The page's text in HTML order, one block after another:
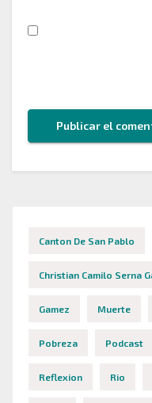
Canton De San Pablo
Christian Camilo Serna
Gamez Muerte
Pobreza Podcast
Reflexion Rio